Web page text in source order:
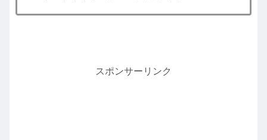
スポンサーリンク